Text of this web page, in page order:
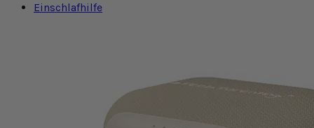
Einschlafhilfe